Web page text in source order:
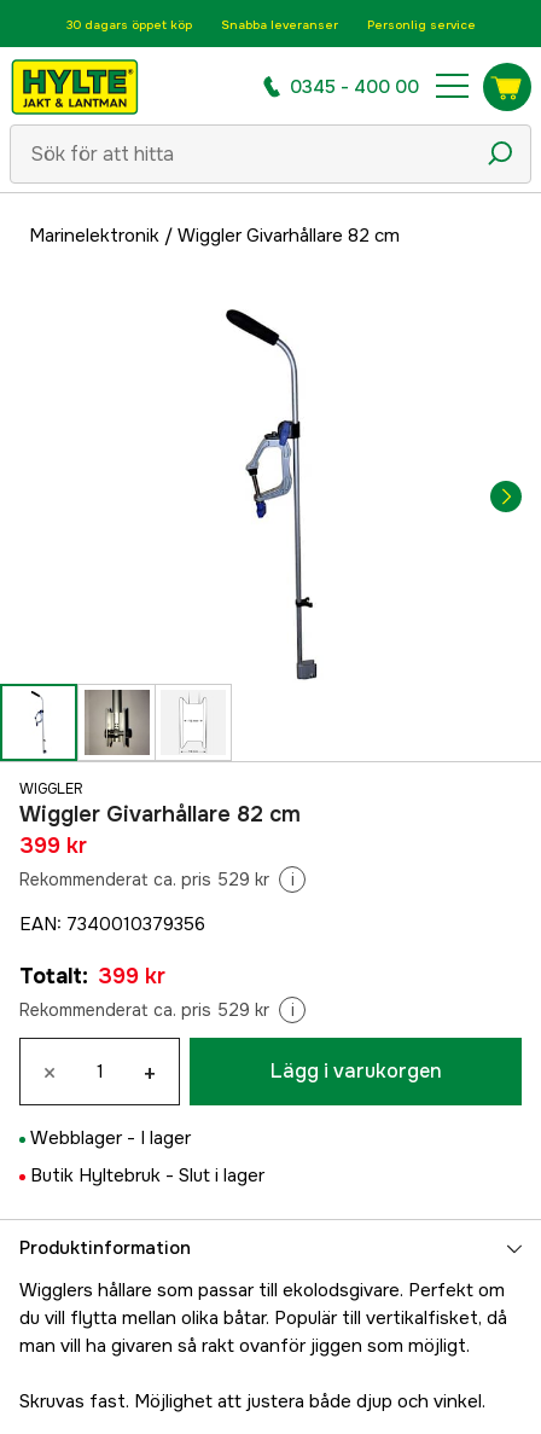
30 dagars öppet köp Snabba leveranser Personlig service
0345 - 400 00
Marinelektronik / Wiggler Givarhållare 82 cm
WIGGLER
Wiggler Givarhållare 82 cm
399 kr
Rekommenderat ca. pris 529 kr i
EAN: 7340010379356
Totalt: 399 kr
Rekommenderat ca. pris 529 kr i
× + Lägg i varukorgen
Webblager - I lager
Butik Hyltebruk - Slut i lager
Produktinformation
Wigglers hållare som passar till ekolodsgivare. Perfekt om
du vill flytta mellan olika båtar. Populär till vertikalfisket, då
man vill ha givaren så rakt ovanför jiggen som möjligt.
Skruvas fast. Möjlighet att justera både djup och vinkel.